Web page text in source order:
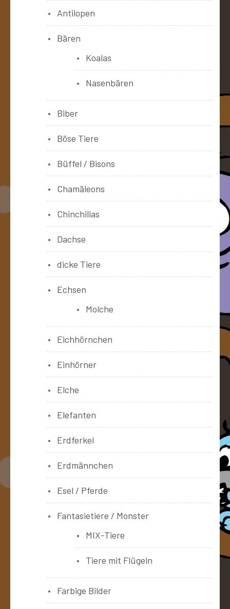
Antilopen
Bären
Koalas
Nasenbären
Biber
Böse Tiere
Büffel / Bisons
Chamäleons
Chinchillas
Dachse
dicke Tiere
Echsen
Molche
Eichhörnchen
Einhörner
Elche
Elefanten
Erdferkel
Erdmännchen
Esel / Pferde
Fantasietiere / Monster
MIX-Tiere
Tiere mit Flügeln
Farbige Bilder